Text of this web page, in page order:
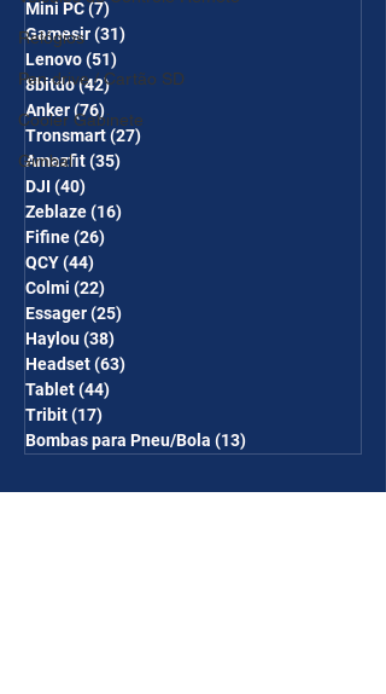
Relógios
Pen drive / Cartão SD
Cooler Gabinete
Gimbal
Mini PC(7)7 posts
Gamesir(31)
Lenovo(51)
8bitdo(42)42 posts
Anker(76)76 posts
Tronsmart(27)
Amazfit(35)
DJI (40)
Zeblaze(16)
Fifine(26)
QCY(44)
Colmi (22)
Essager(25)
Haylou(38)
Headset(63)
Tablet(44)
Tribit(17)
Bombas para Pneu/Bola (13)